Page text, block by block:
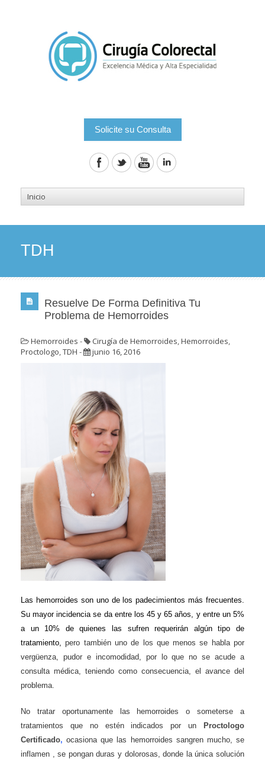
Solicite su Consulta
TDH
Resuelve De Forma Definitiva Tu
Problema de Hemorroides
Hemorroides - Cirugía de Hemorroides,Hemorroides,
Proctologo,TDH - junio 16, 2016
Las hemorroides son uno de los padecimientosmás frecuentes
Su mayor incidencia se da entre los 45 y 65 años, y entre un 5%
a un 10% de quienes las sufren requerirán algún tipo de
tratamiento,pero también uno de los que menos se habla por
vergüenza, pudor e incomodidad, por lo que no se acude a
consulta médica, teniendo como consecuencia, el avance del
problema.
No tratar oportunamente las hemorroides o someterse a
tratamientos que no estén indicados porunProctologo
Certificado, ocasiona que las hemorroides sangren mucho, se
inflamen
, se pongan duras y dolorosas, donde la única solución